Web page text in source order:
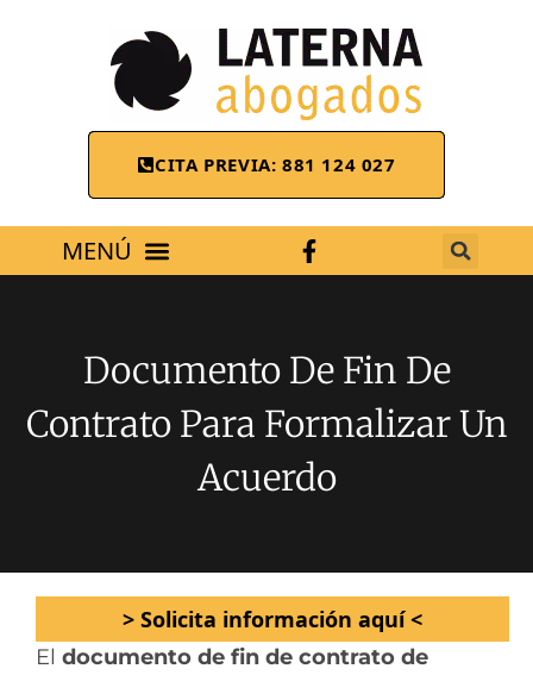
CITA PREVIA: 881 124 027
Documento De Fin De
Contrato Para Formalizar Un
Acuerdo
> Solicita información aquí <
El documento de fin de contrato de